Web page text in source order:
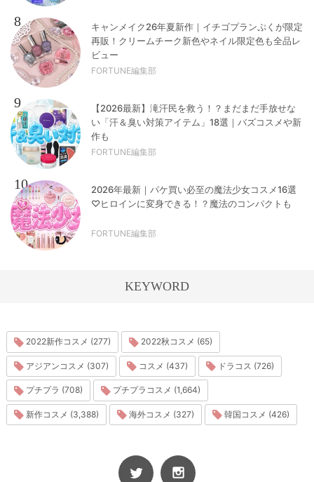
8
キャンメイク26年夏新作｜イチゴプランぷくが限定
再販！クリームチーク新色やネイル限定色も全品レ
ビュー
FORTUNE編集部
9
【2026最新】滝汗民を救う！？まだまだ手放せな
い「汗＆臭い対策アイテム」18選｜バズコスメや新
作も
FORTUNE編集部
10
2026年最新｜パケ買い必至の魔法少女コスメ16選
♡ヒロインに変身できる！？魔法のコンパクトも
FORTUNE編集部
KEYWORD
2022新作コスメ (277) 2022秋コスメ (65)
アジアンコスメ (307) コスメ (437) ドラコス (726)
プチプラ (708) プチプラコスメ (1,664)
新作コスメ (3,388) 海外コスメ (327) 韓国コスメ (426)